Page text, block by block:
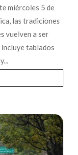
miércoles 5 de
las tradiciones
vuelven a ser
tablados